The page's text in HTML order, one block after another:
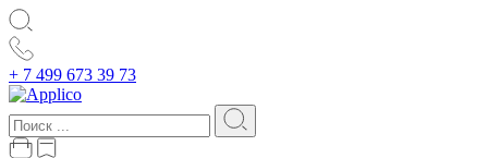
+ 7 499 673 39 73